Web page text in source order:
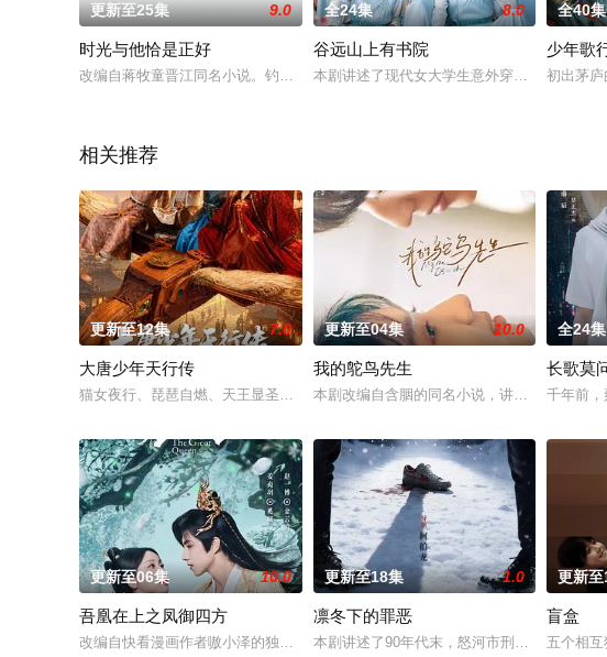
更新至25集 9.0
时光与他恰是正好
改编自蒋牧童晋江同名小说。钓系兔子与腹黑狐狸，反套路的欢喜日常，恰好的时
全24集 8.0
谷远山上有书院
本剧讲述了现代女大学生意外穿越到古代书院
全40
少年歌
初出茅
相关推荐
更新至12集 7.0
大唐少年天行传
猫女夜行、琵琶自燃、天王显圣、少年失踪......长安怪事扎堆？少年神探慕天行携
更新至04集 10.0
我的鸵鸟先生
本剧改编自含胭的同名小说，讲述了邻家女孩
全24集
长歌莫
千年前，
更新至06集 10.0
吾凰在上之凤御四方
改编自快看漫画作者嗷小泽的独家连载漫画《吾凰在上》。现代少女奚圆（姜贞羽
更新至18集 1.0
凛冬下的罪恶
本剧讲述了90年代末，怒河市刑侦支队在无
更新
盲盒
五个相